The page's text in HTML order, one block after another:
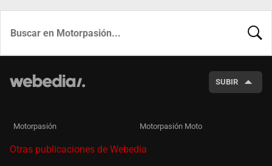
SUBIR
Motorpasión Motorpasión Moto
Otras publicaciones de Webedia